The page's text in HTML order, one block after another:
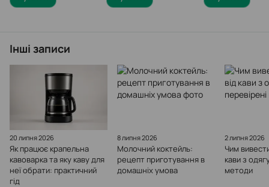
Інші записи
20 липня 2026
Як працює крапельна
кавоварка та яку каву для
неї обрати: практичний
гід
8 липня 2026
Молочний коктейль:
рецепт приготування в
домашніх умова
2 липня 2026
Чим
кави з
методи